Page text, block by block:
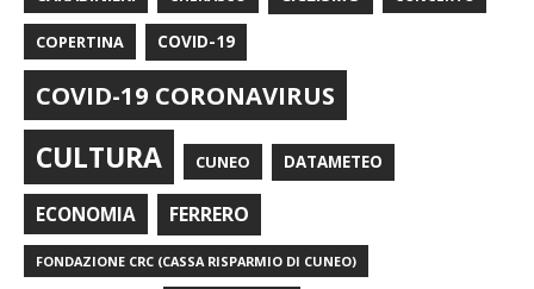
COPERTINA COVID-19
COVID-19 CORONAVIRUS
CULTURA CUNEO DATAMETEO
ECONOMIA FERRERO
FONDAZIONE CRC (CASSA RISPARMIO DI CUNEO)